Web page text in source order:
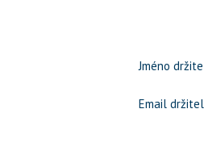
Jméno
Email